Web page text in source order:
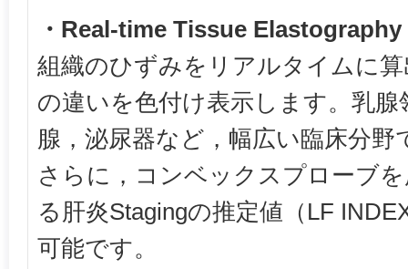
・Real-time Tissue Elastography
組織のひずみをリアルタイムに
の違いを色付け表示します。乳
腺，泌尿器など，幅広い臨床分
さらに，コンベックスプローブ
る肝炎Stagingの推定値（LF
可能です。